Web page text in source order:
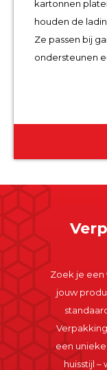
kartonnen
houden de
Ze passen bij
ondersteunen
Zoek je een
jouw
een
huisstijl